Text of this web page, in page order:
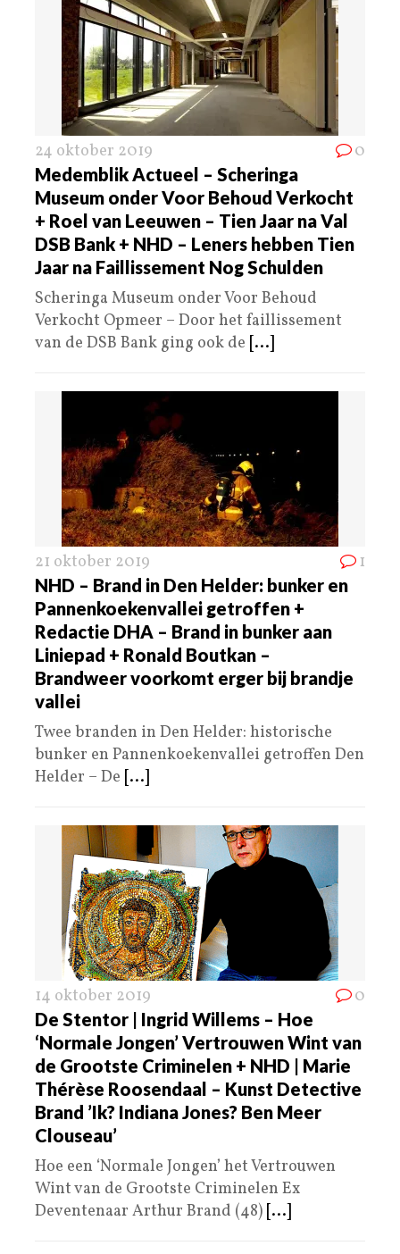
24 oktober 2019 0
Medemblik Actueel – Scheringa
Museum onder Voor Behoud Verkocht
+ Roel van Leeuwen – Tien Jaar na Val
DSB Bank + NHD – Leners hebben Tien
Jaar na Faillissement Nog Schulden
Scheringa Museum onder Voor Behoud
Verkocht Opmeer – Door het faillissement
van de DSB Bank ging ook de [...]
21 oktober 2019 1
NHD – Brand in Den Helder: bunker en
Pannenkoekenvallei getroffen +
Redactie DHA – Brand in bunker aan
Liniepad + Ronald Boutkan –
Brandweer voorkomt erger bij brandje
vallei
Twee branden in Den Helder: historische
bunker en Pannenkoekenvallei getroffen Den
Helder – De [...]
14 oktober 2019 0
De Stentor | Ingrid Willems – Hoe
‘Normale Jongen’ Vertrouwen Wint van
de Grootste Criminelen + NHD | Marie
Thérèse Roosendaal – Kunst Detective
Brand ’Ik? Indiana Jones? Ben Meer
Clouseau’
Hoe een ‘Normale Jongen’ het Vertrouwen
Wint van de Grootste Criminelen Ex
Deventenaar Arthur Brand (48) [...]